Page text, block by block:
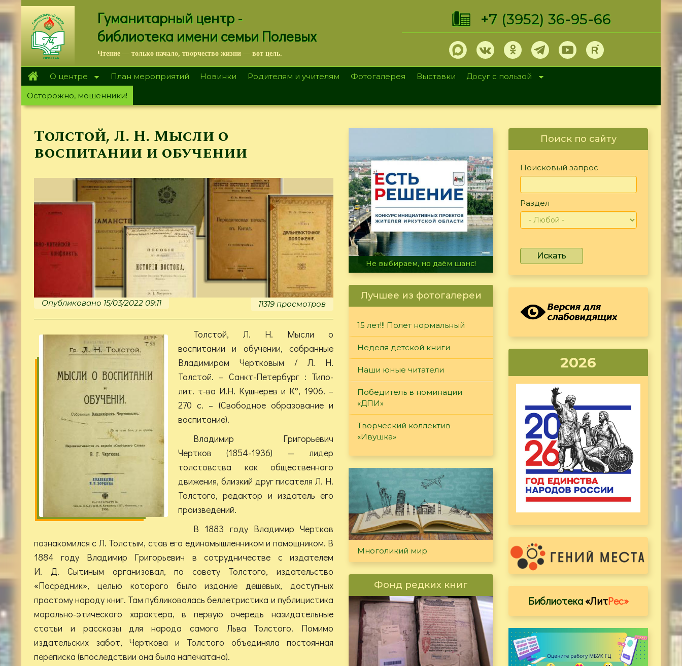
Перейти
к
основному
содержанию
Гуманитарный центр -
библиотека имени семьи Полевых
Чтение — только начало, творчество жизни — вот цель.
+7 (3952) 36-95-66
О центре План мероприятий Новинки Родителям и учителям Фотогалерея Выставки
Досуг с пользой
Осторожно, мошенники!
Толстой, Л. Н. Мысли о
воспитании и обучении
Опубликовано 15/03/2022 09:11 11319 просмотров
Толстой, Л. Н. Мысли о
воспитании и обучении, собранные
Владимиром Чертковым / Л. Н.
Толстой. – Санкт-Петербург : Типо-
лит. т-ва И.Н. Кушнерев и К°, 1906. –
270 с. – (Свободное образование и
воспитание).
Владимир Григорьевич
Чертков (1854-1936) — лидер
толстовства как общественного
движения, близкий друг писателя Л. Н.
Толстого, редактор и издатель его
произведений.
В 1883 году Владимир Чертков
познакомился с Л. Толстым, став его единомышленником и помощником. В
1884 году Владимир Григорьевич в сотрудничестве с издателем
И. Д. Сытиным организовал, по совету Толстого, издательство
«Посредник», целью которого было издание дешевых, доступных
простому народу книг. Там публиковалась беллетристика и публицистика
морально-этического характера, в первую очередь назидательные
статьи и рассказы для народа самого Льва Толстого. Помимо
издательских забот, Черткова и Толстого объединяла постоянная
переписка (впоследствии она была напечатана).
В огне не горит, в воде не тонет
Лучшее из фотогалереи
15 лет!!! Полет нормальный
Неделя детской книги
Наши юные читатели
Победитель в номинации
«ДПИ»
Творческий коллектив
«Ивушка»
Многоликий мир
Фонд редких книг
Поиск по сайту
Поисковый запрос
Раздел
Искать
2026
Библиотека«ЛитРес»